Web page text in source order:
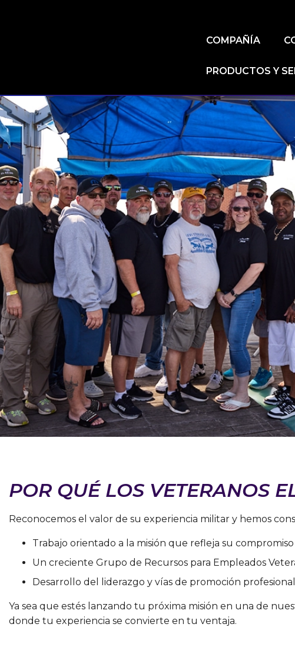
COMPAÑÍA
PRODUCTOS Y
POR QUÉ LOS VETERANOS
Reconocemos el valor de su experiencia militar y hemos
Trabajo orientado a la misión que refleja su
Un creciente Grupo de Recursos para Empleados
Desarrollo del liderazgo y vías de promoción
Ya sea que estés lanzando tu próxima misión en una de
donde tu experiencia se convierte en tu ventaja.